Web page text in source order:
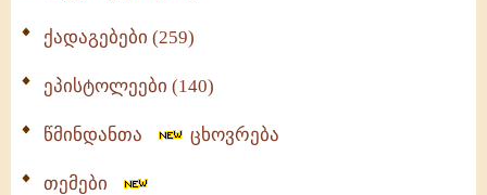
ქადაგებები (259)
ეპისტოლეები (140)
წმინდანთა ცხოვრება
თემები